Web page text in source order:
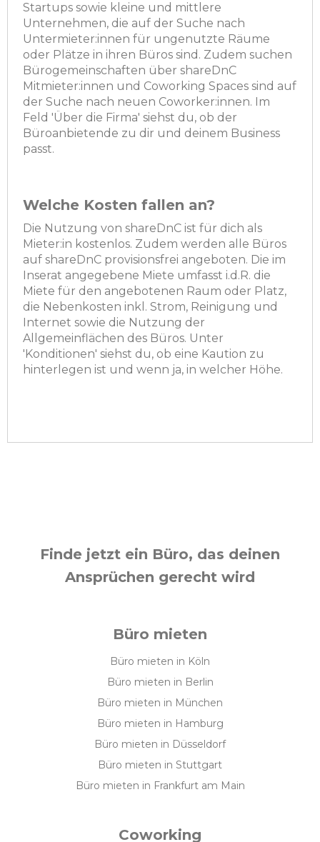
Startups sowie kleine und mittlere
Unternehmen, die auf der Suche nach
Untermieter:innen für ungenutzte Räume
oder Plätze in ihren Büros sind. Zudem suchen
Bürogemeinschaften über shareDnC
Mitmieter:innen und Coworking Spaces sind auf
der Suche nach neuen Coworker:innen. Im
Feld 'Über die Firma' siehst du, ob der
Büroanbietende zu dir und deinem Business
passt.
Welche Kosten fallen an?
Die Nutzung von shareDnC ist für dich als
Mieter:in kostenlos. Zudem werden alle Büros
auf shareDnC provisionsfrei angeboten. Die im
Inserat angegebene Miete umfasst i.d.R. die
Miete für den angebotenen Raum oder Platz,
die Nebenkosten inkl. Strom, Reinigung und
Internet sowie die Nutzung der
Allgemeinflächen des Büros. Unter
'Konditionen' siehst du, ob eine Kaution zu
hinterlegen ist und wenn ja, in welcher Höhe.
Finde jetzt ein Büro, das deinen
Ansprüchen gerecht wird
Büro mieten
Büro mieten in Köln
Büro mieten in Berlin
Büro mieten in München
Büro mieten in Hamburg
Büro mieten in Düsseldorf
Büro mieten in Stuttgart
Büro mieten in Frankfurt am Main
Coworking